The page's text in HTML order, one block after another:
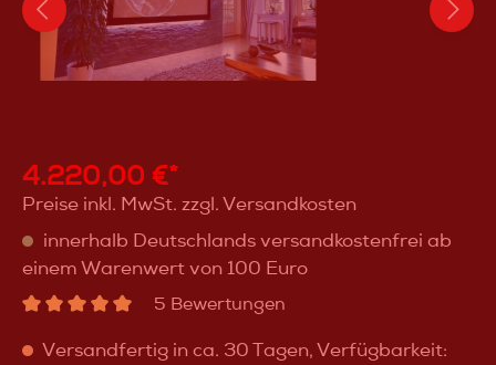
4.220,00 €*
Preise inkl. MwSt. zzgl. Versandkosten
innerhalb Deutschlands versandkostenfrei ab
einem Warenwert von 100 Euro
5 Bewertungen
Versandfertig in ca. 30 Tagen, Verfügbarkeit: